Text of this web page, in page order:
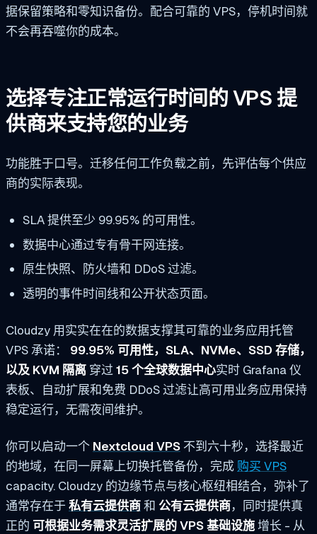
据保留策略和零知识备份。配合可靠的 VPS，停机时间就
不会再吞噬你的成本。
选择专注正常运行时间的 VPS 提
供商来支持您的业务
功能胜于口号。迁移任何工作负载之前，先评估每个供应
商的实际表现。
SLA 提供至少 99.95% 的可用性。
数据中心通过专有骨干网连接。
原生快照、防火墙和 DDoS 过滤。
透明的事件时间线和公开状态页面。
Cloudzy 用实实在在的数据支撑其可靠的业务应用托管
VPS 承诺： 99.95% 可用性，SLA、NVMe、SSD 存储，
以及 KVM 隔离 穿过15 个全球数据中心实时 Grafana 仪
表板、自动扩展和免费 DDoS 过滤让高可用业务应用保持
稳定运行，无需夜间维护。
你可以启动一个 Nextcloud VPS 不到六十秒，选择最近
的地域，在同一屏幕上切换托管备份，完成 购买 VPS
capacity. Cloudzy 的边缘节点与核心枢纽相结合，弥补了
通常存在于 私有云提供商和 公有云提供商，同时提供真
正的 可根据业务需求灵活扩展的 VPS 基础设施增长 - 从